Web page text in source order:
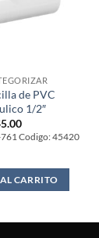
de PVC
1/2″
5.00
761 Codigo: 45420
CARRITO